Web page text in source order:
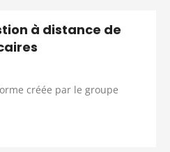
à distance de
créée par le groupe